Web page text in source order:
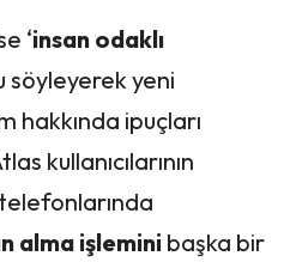
‘insan odaklı
söyleyerek yeni
hakkında ipuçları
kullanıcılarının
alma işlemini başka bir